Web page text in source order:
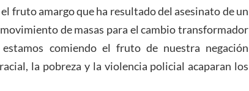
fruto amargo que ha resultado del asesinato de un
de masas para el cambio transformador
comiendo el fruto de nuestra negación
la pobreza y la violencia policial acaparan los